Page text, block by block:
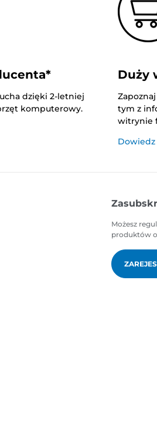
dzięki 2-letniej
komputerowy.
Duży
tym z
witrynie
Możesz
produktów